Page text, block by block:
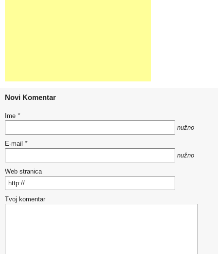
Novi Komentar
Ime *
nužno
E-mail *
nužno
Web stranica
Tvoj komentar